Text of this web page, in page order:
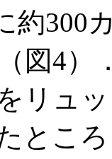
約300
図4）
リュ
とこ